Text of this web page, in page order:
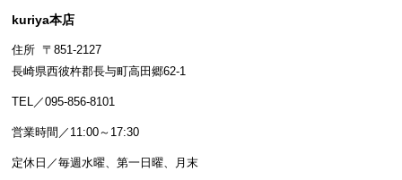
kuriya本店
住所 〒851-2127
長崎県西彼杵郡長与町高田郷62-1
TEL／095-856-8101
営業時間／11:00～17:30
定休日／毎週水曜、第一日曜、月末